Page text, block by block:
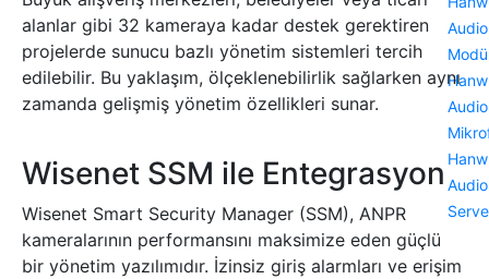
Audio
Audio
Audio
alanlar gibi 32 kameraya kadar destek gerektiren
projelerde sunucu bazlı yönetim sistemleri tercih
edilebilir. Bu yaklaşım, ölçeklenebilirlik sağlarken aynı
zamanda gelişmiş yönetim özellikleri sunar.
Wisenet SSM ile Entegrasyon
Wisenet Smart Security Manager (SSM), ANPR
kameralarının performansını maksimize eden güçlü
bir yönetim yazılımıdır. İzinsiz giriş alarmları ve erişim